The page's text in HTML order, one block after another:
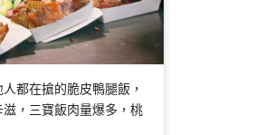
都在搶的脆皮鴨腿飯，
，三寶飯肉量爆多，桃